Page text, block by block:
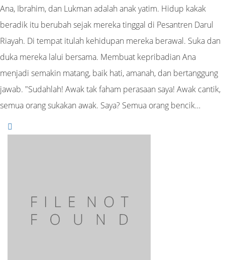
Ana, Ibrahim, dan Lukman adalah anak yatim. Hidup kakak
beradik itu berubah sejak mereka tinggal di Pesantren Darul
Riayah. Di tempat itulah kehidupan mereka berawal. Suka dan
duka mereka lalui bersama. Membuat kepribadian Ana
menjadi semakin matang, baik hati, amanah, dan bertanggung
jawab. "Sudahlah! Awak tak faham perasaan saya! Awak cantik,
semua orang sukakan awak. Saya? Semua orang bencik…